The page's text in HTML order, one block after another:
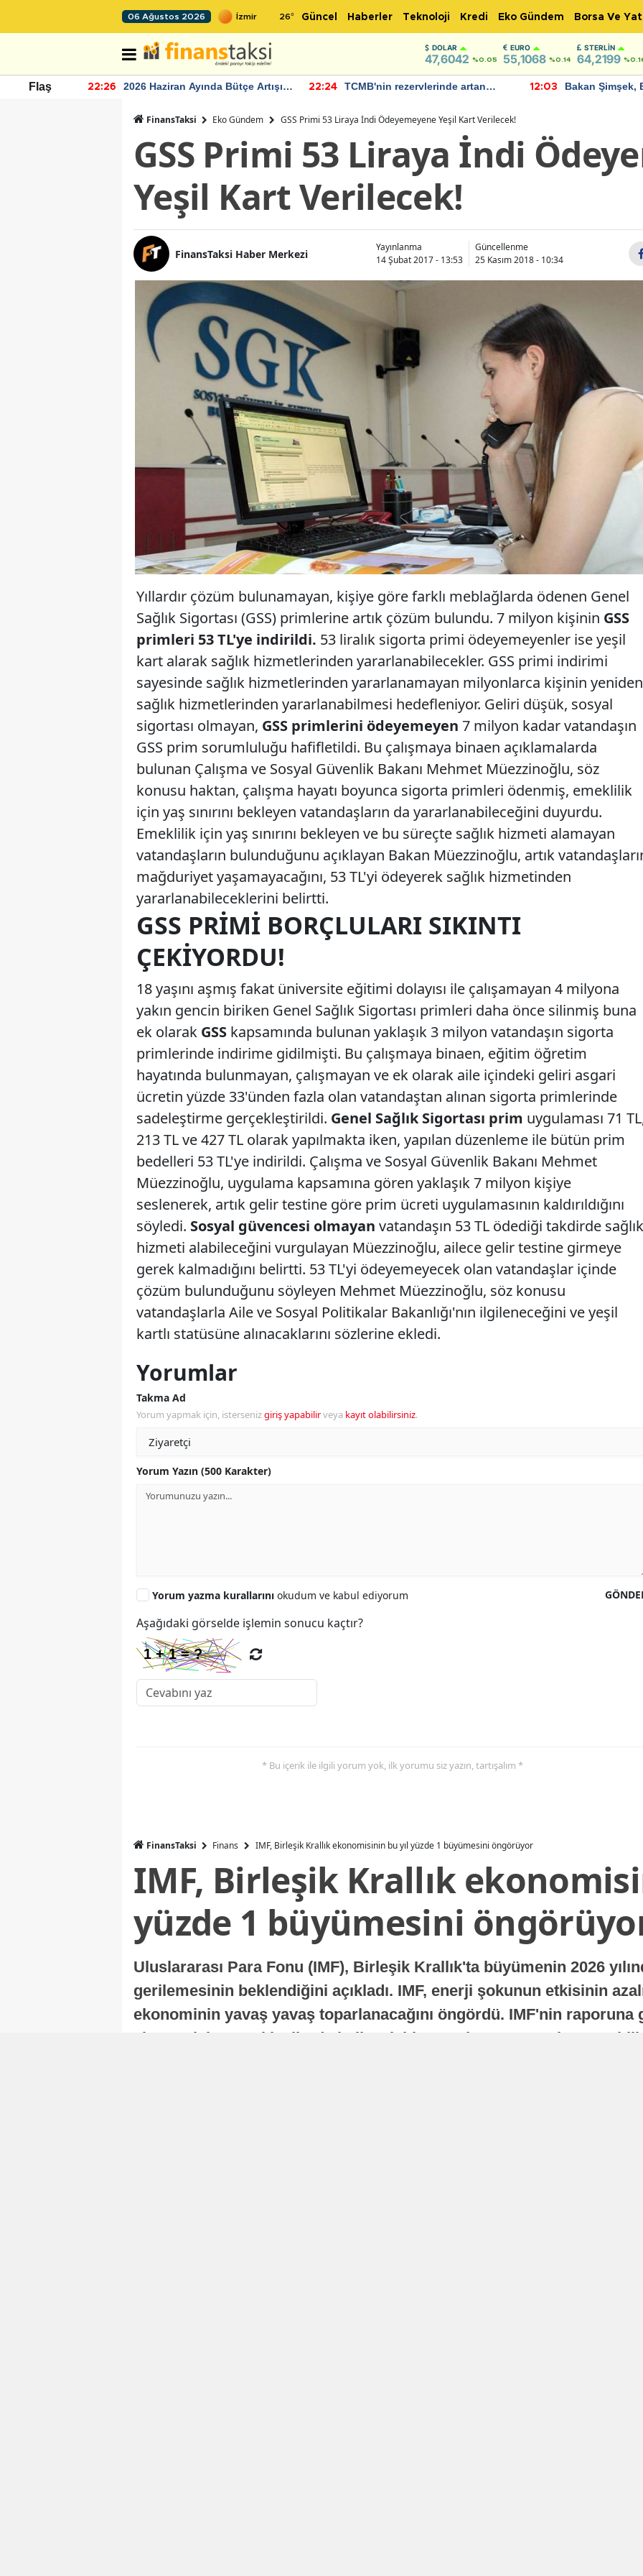
06 Ağustos 2026 26° Güncel Haberler Teknoloji Kredi Eko Gündem Borsa Ve
DOLAR
47,6042 %0.05
EURO
55,1068 %0.14
STERLIN
64,2199
Flaş 22:26
2026 Haziran Ayında Bütçe Artışı
22:24
TCMB'nin rezervlerinde artan
12:03
Bakan Şimşek,
FinansTaksi Eko Gündem GSS Primi 53 Liraya İndi Ödeyemeyene Yeşil Kart Verilecek!
GSS Primi 53 Liraya İndi
Yeşil Kart Verilecek!
FinansTaksi Haber Merkezi
Yayınlanma
14 Şubat 2017 - 13:53
Güncellenme
25 Kasım 2018 - 10:34
Yıllardır çözüm bulunamayan, kişiye göre farklı meblağlarda ödenen Genel
Sağlık Sigortası (GSS) primlerine artık çözüm bulundu. 7 milyon kişinin GSS
primleri 53 TL'ye indirildi. 53 liralık sigorta primi ödeyemeyenler ise yeşil
kart alarak sağlık hizmetlerinden yararlanabilecekler. GSS primi indirimi
sayesinde sağlık hizmetlerinden yararlanamayan milyonlarca kişinin yeniden
sağlık hizmetlerinden yararlanabilmesi hedefleniyor. Geliri düşük, sosyal
sigortası olmayan, GSS primlerini ödeyemeyen 7 milyon kadar vatandaşın
GSS prim sorumluluğu hafifletildi. Bu çalışmaya binaen açıklamalarda
bulunan Çalışma ve Sosyal Güvenlik Bakanı Mehmet Müezzinoğlu, söz
konusu haktan, çalışma hayatı boyunca sigorta primleri ödenmiş, emeklilik
için yaş sınırını bekleyen vatandaşların da yararlanabileceğini duyurdu.
Emeklilik için yaş sınırını bekleyen ve bu süreçte sağlık hizmeti alamayan
vatandaşların bulunduğunu açıklayan Bakan Müezzinoğlu, artık
mağduriyet yaşamayacağını, 53 TL'yi ödeyerek sağlık hizmetinden
yararlanabileceklerini belirtti.
GSS PRIMI BORÇLULARI SIKINTI
ÇEKIYORDU!
18 yaşını aşmış fakat üniversite eğitimi dolayısı ile çalışamayan 4 milyona
yakın gencin biriken Genel Sağlık Sigortası primleri daha önce silinmiş buna
ek olarak GSS kapsamında bulunan yaklaşık 3 milyon vatandaşın sigorta
primlerinde indirime gidilmişti. Bu çalışmaya binaen, eğitim öğretim
hayatında bulunmayan, çalışmayan ve ek olarak aile içindeki geliri asgari
ücretin yüzde 33'ünden fazla olan vatandaştan alınan sigorta primlerinde
sadeleştirme gerçekleştirildi. Genel Sağlık Sigortası prim uygulaması 71
213 TL ve 427 TL olarak yapılmakta iken, yapılan düzenleme ile bütün prim
bedelleri 53 TL'ye indirildi. Çalışma ve Sosyal Güvenlik Bakanı Mehmet
Müezzinoğlu, uygulama kapsamına gören yaklaşık 7 milyon kişiye
seslenerek, artık gelir testine göre prim ücreti uygulamasının kaldırıldığını
söyledi. Sosyal güvencesi olmayan vatandaşın 53 TL ödediği takdirde sağlık
hizmeti alabileceğini vurgulayan Müezzinoğlu, ailece gelir testine girmeye
gerek kalmadığını belirtti. 53 TL'yi ödeyemeyecek olan vatandaşlar içinde
çözüm bulunduğunu söyleyen Mehmet Müezzinoğlu, söz konusu
vatandaşlarla Aile ve Sosyal Politikalar Bakanlığı'nın ilgileneceğini ve yeşil
kartlı statüsüne alınacaklarını sözlerine ekledi.
Yorumlar
Takma Ad
Yorum yapmak için, istersenizgiriş yapabilirveya kayıt olabilirsiniz.
Yorum Yazın (500 Karakter)
Yorum yazma kurallarını okudum ve kabul ediyorum
Aşağıdaki görselde işlemin sonucu kaçtır?
* Bu içerik ile ilgili yorum yok, ilk yorumu siz yazın, tartışalım *
FinansTaksi Finans IMF, Birleşik Krallık ekonomisinin bu yıl yüzde 1 büyümesini öngörüyor
IMF, Birleşik Krallık
yüzde 1 büyümesini
Uluslararası Para Fonu (IMF), Birleşik Krallık'ta büyümenin 2026
gerilemesinin beklendiğini açıkladı. IMF, enerji şokunun etkisinin
ekonominin yavaş yavaş toparlanacağını öngördü. IMF'nin raporuna
ekonomisi, sonraki yıllarda istikrarlı bir toparlanma süreci